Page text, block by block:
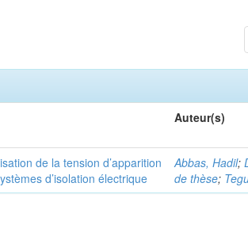
Auteur(s)
de la tension d’apparition
d’isolation électrique
Abbas, Hadil;
de thèse;